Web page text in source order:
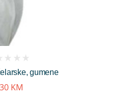
gumene
KM